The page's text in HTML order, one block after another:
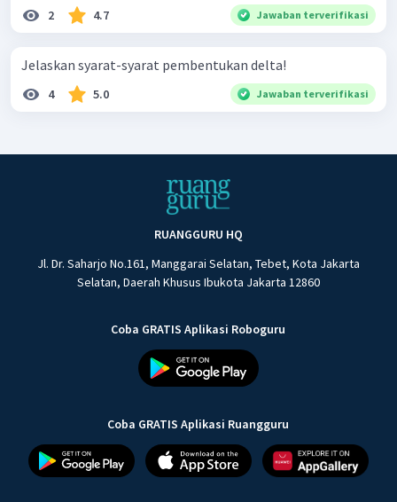
2 4.7 Jawaban terverifikasi
Jelaskan syarat-syarat pembentukan delta!
4 5.0 Jawaban terverifikasi
RUANGGURU HQ
Jl. Dr. Saharjo No.161, Manggarai Selatan, Tebet, Kota Jakarta
Selatan, Daerah Khusus Ibukota Jakarta 12860
Coba GRATIS Aplikasi Roboguru
Coba GRATIS Aplikasi Ruangguru